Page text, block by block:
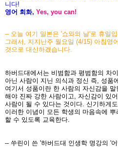
니다!
영어 회화, Yes, you can!
-- 오늘 여기 일본은 '쇼와의 날'로 휴일입
그래서, 지지난주 월요일 (4/15) 아침영
것으로 대신하겠습니다.
하버드대에서는 비범함과 평범함의 차
아닌 사람이 지닌 의식과 정신 즉, 성품
여기서 성품이란 한 사람의 자신감을 말
해야 진짜 강한 사람이고, 자신감이 있
사람이 될 수 있다는 것이다. 신기하게
이러한 이념이 모든 학생의 마음속에 뿌
할 수 있도록 교육한다.
-- 쑤린이 쓴 '하버드대 인생학 명강의 '